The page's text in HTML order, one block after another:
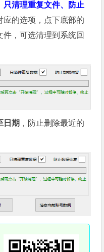
只清理重复文件、防止
应的选项，点下底部的
，可选清理到系统回
日期 ，防止删除最近的